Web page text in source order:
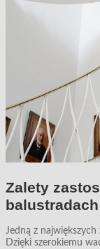
Zalety
Jedną z
Dzięki szerokiemu